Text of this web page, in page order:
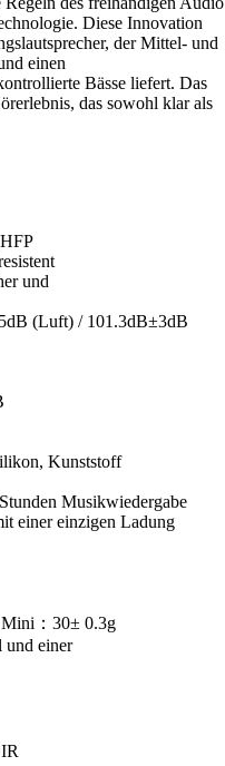
Diese Innovation
der Mittel- und
einen
Bässe liefert. Das
das sowohl klar als
und
(Luft) / 101.3dB±3dB
Kunststoff
Musikwiedergabe
einer einzigen Ladung
Mini：30± 0.3g
und einer